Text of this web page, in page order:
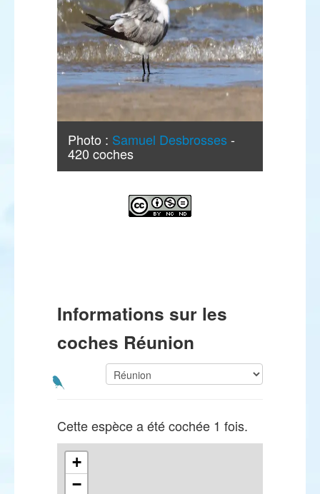
Photo : Samuel Desbrosses -
420 coches
Informations sur les
coches Réunion
Cette espèce a été cochée 1 fois.
+
−